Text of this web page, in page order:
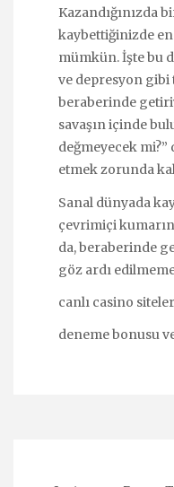
Kazandığınızda
kaybettiğinizde
mümkün. İşte bu
ve depresyon
beraberinde
savaşın içinde
değmeyecek
etmek zorunda
Sanal dünyada
çevrimiçi
da, beraberinde
göz ardı
canlı casino
deneme bonusu